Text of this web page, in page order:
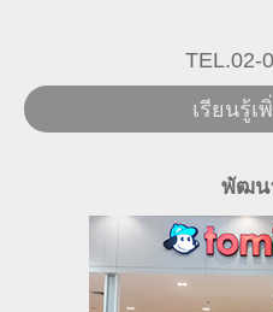
TEL.02-
เรียนรู้เ
พัฒน